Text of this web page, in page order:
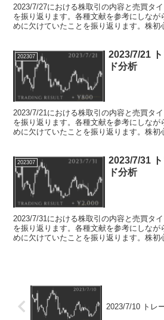
2023/7/27における株取引の内容と売買タ
を振り返ります。各種文献を参考にしなが
めに欠けていたことを振り返ります。株初
202307
2023/7/21
ド分析
2023/7/21における株取引の内容と売買タ
を振り返ります。各種文献を参考にしなが
めに欠けていたことを振り返ります。株初
202307
2023/7/31
ド分析
2023/7/31における株取引の内容と売買タ
を振り返ります。各種文献を参考にしなが
めに欠けていたことを振り返ります。株初
2023/7/10 トレ